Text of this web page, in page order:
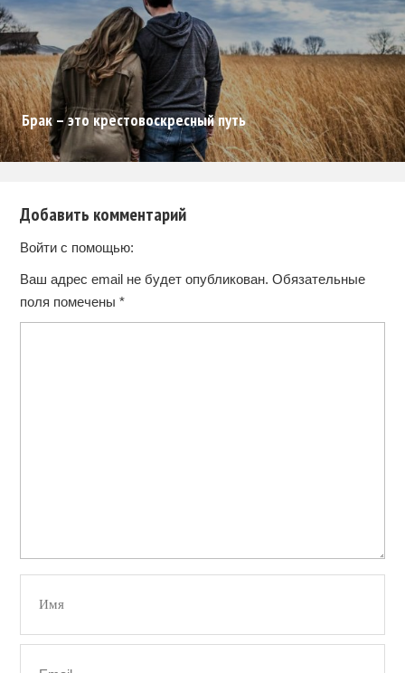
Брак – это крестовоскресный путь
Добавить комментарий
Войти с помощью:
Ваш адрес email не будет опубликован. Обязательные
поля помечены *